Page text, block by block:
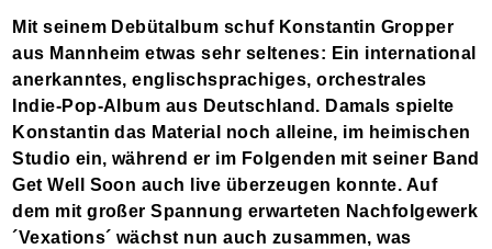
Mit seinem Debütalbum schuf Konstantin Gropper
aus Mannheim etwas sehr seltenes: Ein international
anerkanntes, englischsprachiges, orchestrales
Indie-Pop-Album aus Deutschland. Damals spielte
Konstantin das Material noch alleine, im heimischen
Studio ein, während er im Folgenden mit seiner Band
Get Well Soon auch live überzeugen konnte. Auf
dem mit großer Spannung erwarteten Nachfolgewerk
´Vexations´ wächst nun auch zusammen, was